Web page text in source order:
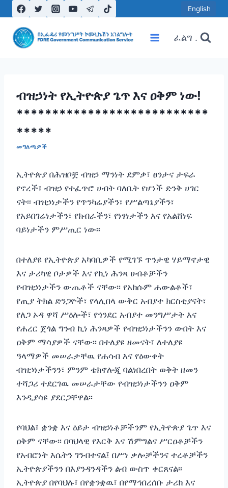
to
content
English
ፈልግ .
ብዝኃነት የኢትዮጵያ ጌጥ እና ዐቅም ነው!
***************************
*****
መግለጫዎች
ኢትዮጵያ በሕዝቦቿ ብዝኃ ማንነት ደምቃ፣ ፀንታና ታፍራ
የኖረች፣ ብዝኃ የተፈጥሮ ሀብት ባለቤት የሆነች ድንቅ ሀገር
ናት፡፡ ብዝኃነታችን የጥንካሬያችን፣ የሥልጣኔያችን፣
የአይበገሬነታችን፣ የክብራችን፣ የነፃነታችን እና የአልሸነፍ
ባይነታችን ምሥጢር ነው፡፡
በተለያዩ የኢትዮጵያ አካባቢዎች የሚገኙ ጥንታዊ ሃይማኖታዊ
እና ታሪካዊ ቦታዎች እና የኪነ ሕንጻ ሀብቶቻችን
የብዝኃነታችን ውጤቶች ናቸው፡፡ የአክሱም ሐውልቶች፣
የጢያ ትክል ድንጋዮች፣ የላሊበላ ውቅር አብያተ ክርስቲያናት፣
የለጋ ኦዳ ዋሻ ሥዕሎች፣ የጎንደር አብያተ መንግሥታት እና
የሐረር ጀጎል ግንብ ኪነ ሕንጻዎች የብዝኃነታችንን ውበት እና
ዐቅም ማሳያዎች ናቸው፡፡ በተለያዩ ዘመናት፣ ለተለያዩ
ዓላማዎች መሠራታቸዉ የሐሳብ እና የዕውቀት
ብዝኃነታችንን፣ ምንም ቴክኖሎጂ ባልነበረበት ወቅት ዘመን
ተሻጋሪ ተደርገዉ መሠራታቸው የብዝኃነታችንን ዐቅም
እንዲያሳዩ ያደርጋቸዋል፡፡
የባህል፣ ቋንቋ እና ዕይታ ብዝኃነቶቻችንም የኢትዮጵያ ጌጥ እና
ዐቅም ናቸው፡፡ በባህላዊ የእርቅ እና ሽምግልና ሥርዐቶቻችን
የአብሮነት እሴትን ገንብተናል፤ በሥነ ቃሎቻችንና ተረቶቻችን
ኢትዮጵያችንን በእያንዳንዳችን ልብ ውስጥ ቀርጸናል፡፡
ኢትዮጵያ በየባህሉ፣ በየቋንቋዉ፣ በየማኅበረሰቡ ታሪክ እና